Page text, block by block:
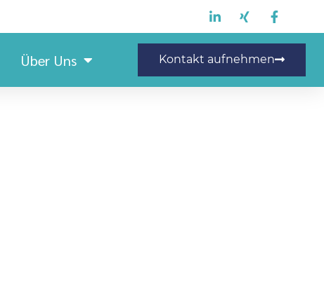
Über Uns Kontakt aufnehmen
(m/w/d)